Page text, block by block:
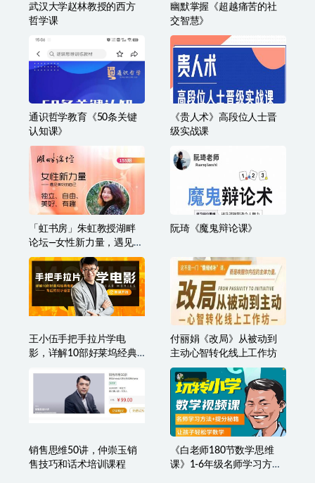
武汉大学赵林教授的西方
哲学课
幽默掌握《超越痛苦的社
交智慧》
通识哲学教育《50条关键
认知课》
《贵人术》高段位人士晋
级实战课
「虹书房」朱虹教授湖畔
论坛—女性新力量，遇见美
好的自己
阮琦《魔鬼辩论课》
王小伍手把手拉片学电
影，详解10部好莱坞经典
付丽娟《改局》从被动到
主动心智转化线上工作坊
销售思维50讲，仲崇玉销
售技巧和话术培训课程
《白老师180节数学思维
课》1-6年级名师学习方法